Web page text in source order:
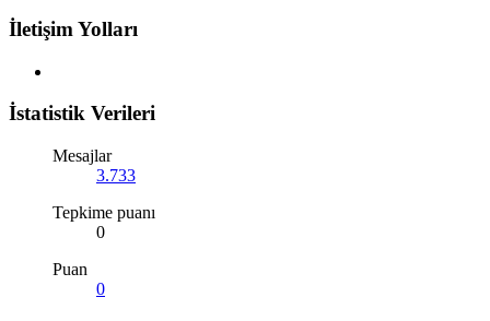
İletişim Yolları
İstatistik Verileri
Mesajlar
3.733
Tepkime puanı
0
Puan
0